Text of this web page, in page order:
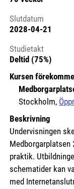
Slutdatum
2028-04-21
Studietakt
Deltid (75%)
Kursen
Stockholm,
Beskrivning
Undervisningen
praktik.
schematider kan
med